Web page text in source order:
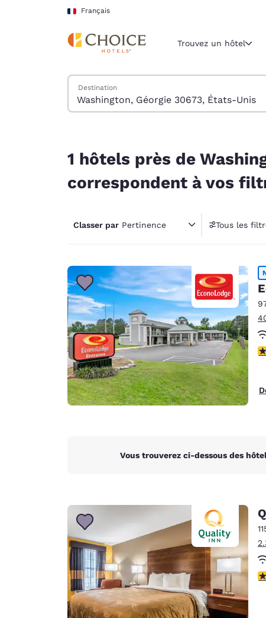
Sauter à Contenu Principal
Français
Région et lieu
Amériques
United
América
Canada
Français
Europe
Deutsch
English
Ireland
Trouvez un hôtel
Trouver des hôtels
Destination
1 hôtels près de
correspondent à vos
Classer par Pertinence Tous les
1
Vous trouverez ci-dessous des